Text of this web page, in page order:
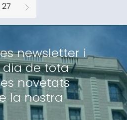
27
newsletter i
dia de tota
novetats
la nostra